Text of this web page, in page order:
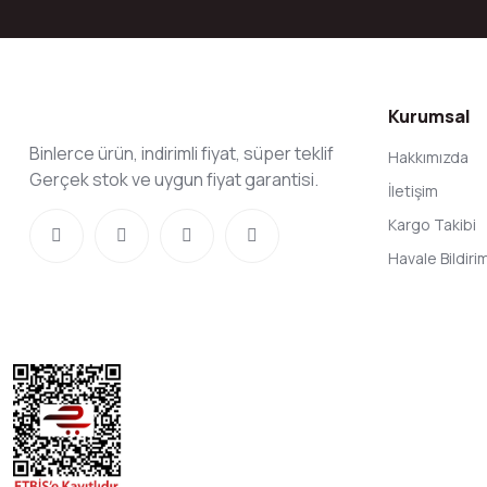
Binlerce ürün, indirimli fiyat, süper teklif
Gerçek stok ve uygun fiyat garantisi.
Kurumsal
Hakkımızda
İletişim
Kargo Takibi
Havale